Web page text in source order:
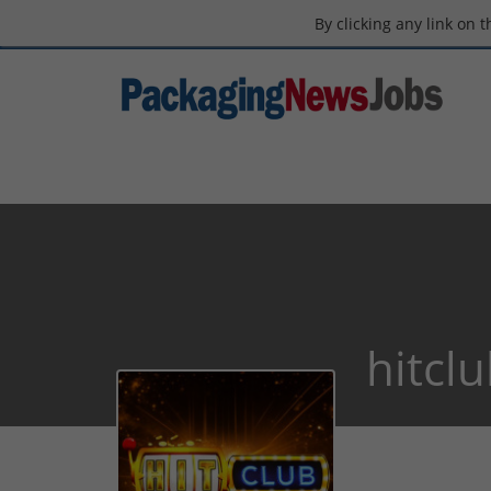
By clicking any link on